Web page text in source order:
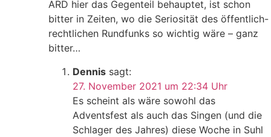
ARD hier das Gegenteil behauptet, ist schon
bitter in Zeiten, wo die Seriosität des öffentlich-
rechtlichen Rundfunks so wichtig wäre – ganz
bitter…
Dennis sagt:
27. November 2021 um 22:34 Uhr
Es scheint als wäre sowohl das
Adventsfest als auch das Singen (und die
Schlager des Jahres) diese Woche in Suhl